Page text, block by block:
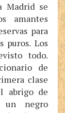
Madrid se
amantes
para
puros. Los
todo.
de
clase
abrigo de
un negro